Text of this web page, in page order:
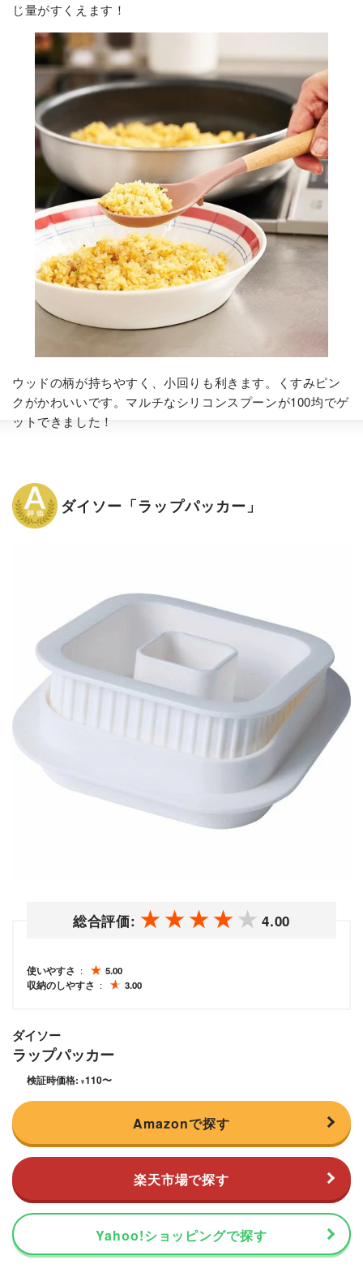
じ量がすくえます！
ウッドの柄が持ちやすく、小回りも利きます。くすみピン
クがかわいいです。マルチなシリコンスプーンが100均でゲ
ットできました！
ダイソー「ラップパッカー」
総合評価: 4.00
使いやすさ
5.00
収納のしやすさ
3.00
ダイソー
ラップパッカー
検証時価格: ¥110〜
Amazonで探す
楽天市場で探す
Yahoo!ショッピングで探す